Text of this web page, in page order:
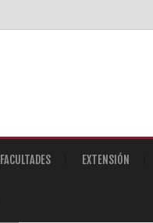
FACULTADES EXTENSIÓN